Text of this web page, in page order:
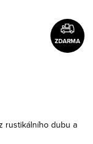
ZDARMA
rustikálního dubu a